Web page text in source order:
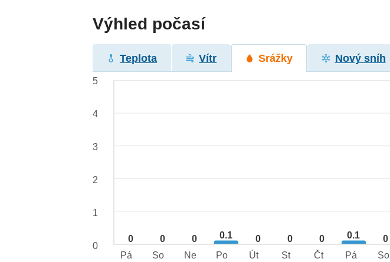
Výhled počasí
Teplota Vítr Srážky Nový sníh
0 0 0 0.1 0 0 0 0.1 0
5
4
3
2
1
0
Pá
So Ne Po Út St Čt Pá So